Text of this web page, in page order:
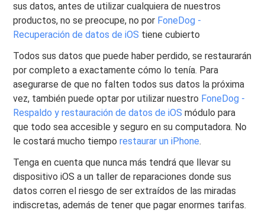
sus datos, antes de utilizar cualquiera de nuestros
productos, no se preocupe, no por FoneDog -
Recuperación de datos de iOS tiene cubierto
Todos sus datos que puede haber perdido, se restaurarán
por completo a exactamente cómo lo tenía. Para
asegurarse de que no falten todos sus datos la próxima
vez, también puede optar por utilizar nuestro FoneDog -
Respaldo y restauración de datos de iOS módulo para
que todo sea accesible y seguro en su computadora. No
le costará mucho tiemporestaurar un iPhone.
Tenga en cuenta que nunca más tendrá que llevar su
dispositivo iOS a un taller de reparaciones donde sus
datos corren el riesgo de ser extraídos de las miradas
indiscretas, además de tener que pagar enormes tarifas.